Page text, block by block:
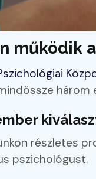
működik
három
részletes
pszichológust.